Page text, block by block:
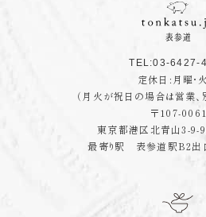
TEL:03-6427-
定休日:月曜・
（月火が祝日の場合は営業、
〒107-0061
東京都港区北青山3-9-
最寄り駅 表参道駅B2出